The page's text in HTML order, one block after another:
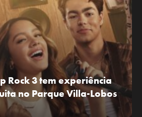
Rock 3 tem experiência
no Parque Villa-Lobos